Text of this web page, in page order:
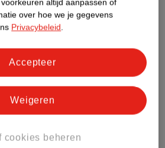
product heeft (nog) geen Nature
informatie
altijd aanpassen of
over hoe we je gegevens
Privacybeleid.
cookies beheren
Weigeren
Accepteer